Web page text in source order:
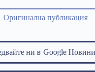
Оригинална публикация
ни в Google Новини